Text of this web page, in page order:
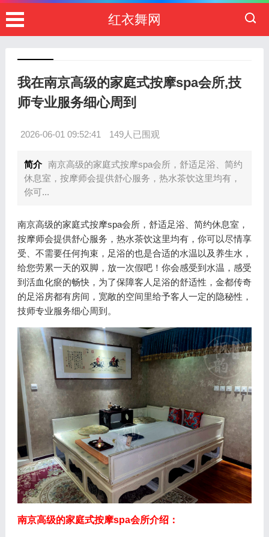
红衣舞网
我在南京高级的家庭式按摩spa会所,技
师专业服务细心周到
2026-06-01 09:52:41 149人已围观
简介 南京高级的家庭式按摩spa会所，舒适足浴、简约
休息室，按摩师会提供舒心服务，热水茶饮这里均有，
你可...
南京高级的家庭式按摩spa会所，舒适足浴、简约休息室，
按摩师会提供舒心服务，热水茶饮这里均有，你可以尽情享
受、不需要任何拘束，足浴的也是合适的水温以及养生水，
给您劳累一天的双脚，放一次假吧！你会感受到水温，感受
到活血化瘀的畅快，为了保障客人足浴的舒适性，金都传奇
的足浴房都有房间，宽敞的空间里给予客人一定的隐秘性，
技师专业服务细心周到。
南京高级的家庭式按摩spa会所介绍：